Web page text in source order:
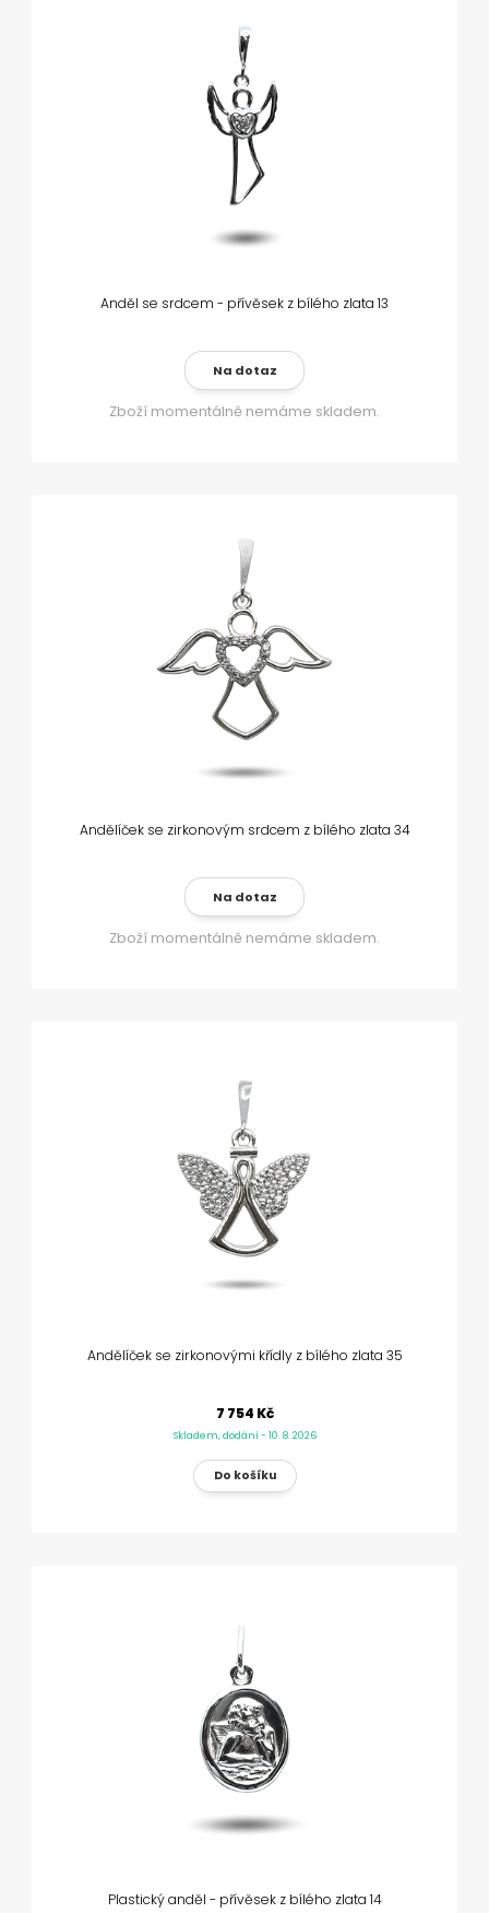
Anděl se srdcem - přívěsek z bílého zlata 13
Na dotaz
Zboží momentálně nemáme skladem.
Andělíček se zirkonovým srdcem z bílého zlata 34
Na dotaz
Zboží momentálně nemáme skladem.
Andělíček se zirkonovými křídly z bílého zlata 35
7 754 Kč
Skladem, dodání - 10. 8. 2026
Plastický anděl - přívěsek z bílého zlata 14